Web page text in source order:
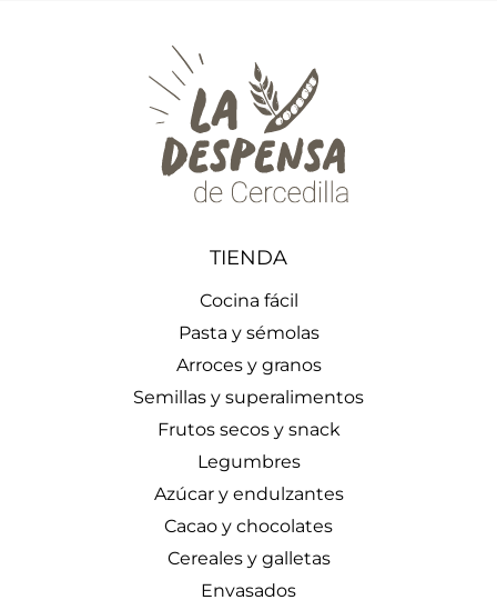
TIENDA
Cocina fácil
Pasta y sémolas
Arroces y granos
Semillas y superalimentos
Frutos secos y snack
Legumbres
Azúcar y endulzantes
Cacao y chocolates
Cereales y galletas
Envasados